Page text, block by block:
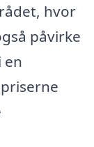
hvor
påvirke
en